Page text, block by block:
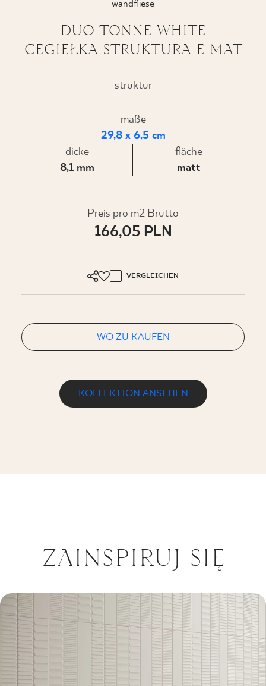
WO ZU KAUFEN
ÜBER UNS
MEIN PROFIL
EN SK DE UK
wandfliese
DUO TONNE WHITE
CEGIEŁKA STRUKTURA E MAT
struktur
maße
29,8 x 6,5 cm
dicke
8,1 mm
fläche
matt
Preis pro m2 Brutto
166,05 PLN
VERGLEICHEN
WO ZU KAUFEN
KOLLEKTION ANSEHEN
ZAINSPIRUJ SIĘ